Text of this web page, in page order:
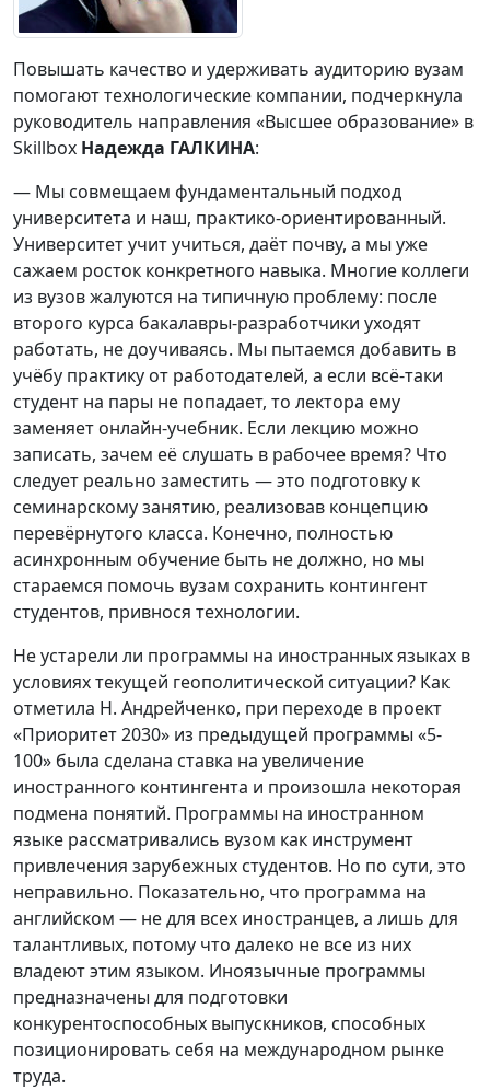
Повышать качество и удерживать аудиторию вузам
помогают технологические компании, подчеркнула
руководитель направления «Высшее образование» в
Skillbox Надежда ГАЛКИНА:
— Мы совмещаем фундаментальный подход
университета и наш, практико-ориентированный.
Университет учит учиться, даёт почву, а мы уже
сажаем росток конкретного навыка. Многие коллеги
из вузов жалуются на типичную проблему: после
второго курса бакалавры-разработчики уходят
работать, не доучиваясь. Мы пытаемся добавить в
учёбу практику от работодателей, а если всё-таки
студент на пары не попадает, то лектора ему
заменяет онлайн-учебник. Если лекцию можно
записать, зачем её слушать в рабочее время? Что
следует реально заместить — это подготовку к
семинарскому занятию, реализовав концепцию
перевёрнутого класса. Конечно, полностью
асинхронным обучение быть не должно, но мы
стараемся помочь вузам сохранить контингент
студентов, привнося технологии.
Не устарели ли программы на иностранных языках в
условиях текущей геополитической ситуации? Как
отметила Н. Андрейченко, при переходе в проект
«Приоритет 2030» из предыдущей программы «5-
100» была сделана ставка на увеличение
иностранного контингента и произошла некоторая
подмена понятий. Программы на иностранном
языке рассматривались вузом как инструмент
привлечения зарубежных студентов. Но по сути, это
неправильно. Показательно, что программа на
английском — не для всех иностранцев, а лишь для
талантливых, потому что далеко не все из них
владеют этим языком. Иноязычные программы
предназначены для подготовки
конкурентоспособных выпускников, способных
позиционировать себя на международном рынке
труда.